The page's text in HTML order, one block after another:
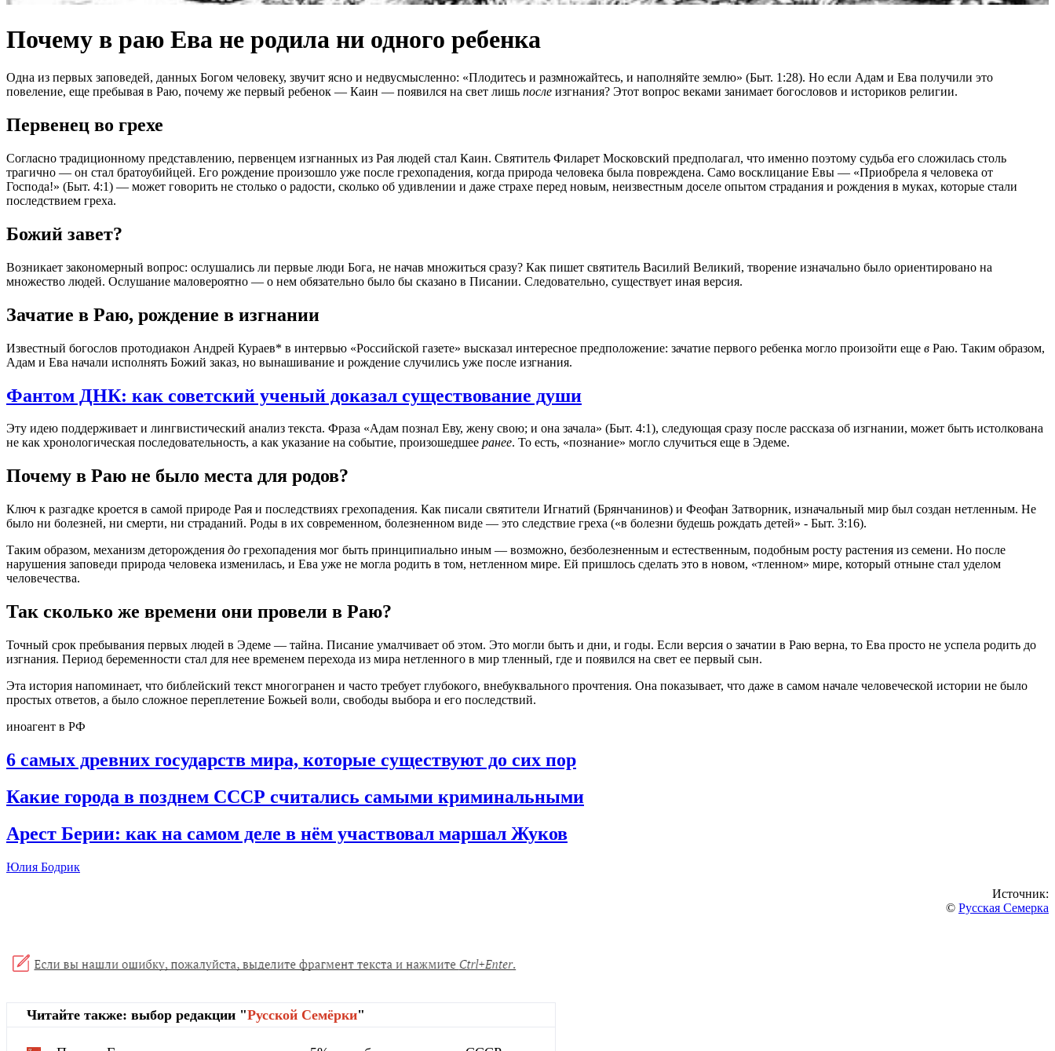
Почему в раю Ева не родила ни одного ребенка
Одна из первых заповедей, данных Богом человеку, звучит ясно и недвусмысленно: «Плодитесь и размножайтесь, и наполняйте землю» (Быт. 1:28). Но если Адам и Ева получили это
повеление, еще пребывая в Раю, почему же первый ребенок — Каин — появился на свет лишь после изгнания? Этот вопрос веками занимает богословов и историков религии.
Первенец во грехе
Согласно традиционному представлению, первенцем изгнанных из Рая людей стал Каин. Святитель Филарет Московский предполагал, что именно поэтому судьба его сложилась столь
трагично — он стал братоубийцей. Его рождение произошло уже после грехопадения, когда природа человека была повреждена. Само восклицание Евы — «Приобрела я человека от
Господа!» (Быт. 4:1) — может говорить не столько о радости, сколько об удивлении и даже страхе перед новым, неизвестным доселе опытом страдания и рождения в муках, которые стали
последствием греха.
Божий завет?
Возникает закономерный вопрос: ослушались ли первые люди Бога, не начав множиться сразу? Как пишет святитель Василий Великий, творение изначально было ориентировано на
множество людей. Ослушание маловероятно — о нем обязательно было бы сказано в Писании. Следовательно, существует иная версия.
Зачатие в Раю, рождение в изгнании
Известный богослов протодиакон Андрей Кураев* в интервью «Российской газете» высказал интересное предположение: зачатие первого ребенка могло произойти еще в Раю. Таким образом,
Адам и Ева начали исполнять Божий заказ, но вынашивание и рождение случились уже после изгнания.
Фантом ДНК: как советский ученый доказал существование души
Эту идею поддерживает и лингвистический анализ текста. Фраза «Адам познал Еву, жену свою; и она зачала» (Быт. 4:1), следующая сразу после рассказа об изгнании, может быть истолкована
не как хронологическая последовательность, а как указание на событие, произошедшее ранее. То есть, «познание» могло случиться еще в Эдеме.
Почему в Раю не было места для родов?
Ключ к разгадке кроется в самой природе Рая и последствиях грехопадения. Как писали святители Игнатий (Брянчанинов) и Феофан Затворник, изначальный мир был создан нетленным. Не
было ни болезней, ни смерти, ни страданий. Роды в их современном, болезненном виде — это следствие греха («в болезни будешь рождать детей» - Быт. 3:16).
Таким образом, механизм деторождения до грехопадения мог быть принципиально иным — возможно, безболезненным и естественным, подобным росту растения из семени. Но после
нарушения заповеди природа человека изменилась, и Ева уже не могла родить в том, нетленном мире. Ей пришлось сделать это в новом, «тленном» мире, который отныне стал уделом
человечества.
Так сколько же времени они провели в Раю?
Точный срок пребывания первых людей в Эдеме — тайна. Писание умалчивает об этом. Это могли быть и дни, и годы. Если версия о зачатии в Раю верна, то Ева просто не успела родить до
изгнания. Период беременности стал для нее временем перехода из мира нетленного в мир тленный, где и появился на свет ее первый сын.
Эта история напоминает, что библейский текст многогранен и часто требует глубокого, внебуквального прочтения. Она показывает, что даже в самом начале человеческой истории не было
простых ответов, а было сложное переплетение Божьей воли, свободы выбора и его последствий.
иноагент в РФ
6 самых древних государств мира, которые существуют до сих пор
Какие города в позднем СССР считались самыми криминальными
Арест Берии: как на самом деле в нём участвовал маршал Жуков
Юлия Бодрик
Источник:
© Русская Семерка
Читайте также: выбор редакции "Русской Cемёрки"